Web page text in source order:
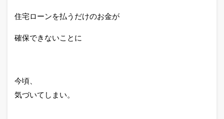
住宅ローンを払うだけのお金が
確保できないことに
今頃、
気づいてしまい。